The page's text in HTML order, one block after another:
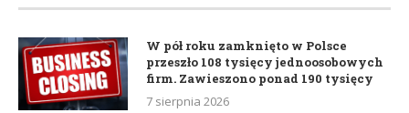
W pół roku zamknięto w Polsce
przeszło 108 tysięcy jednoosobowych
firm. Zawieszono ponad 190 tysięcy
7 sierpnia 2026